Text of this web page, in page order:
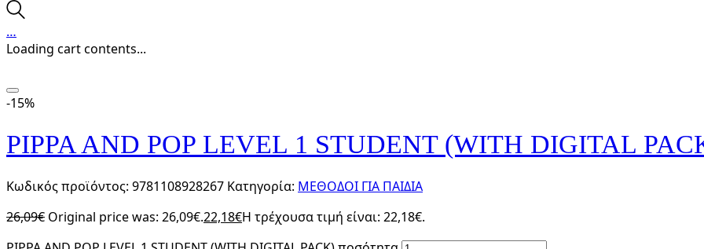
…
Loading cart contents...
-15%
PIPPA AND POP LEVEL 1 STUDENT (WITH DIGITAL
Κωδικός προϊόντος: 9781108928267 Κατηγορία: ΜΕΘΟΔΟΙ ΓΙΑ ΠΑΙΔΙΑ
26,09€ Original price was: 26,09€.22,18€Η τρέχουσα τιμή είναι: 22,18€.